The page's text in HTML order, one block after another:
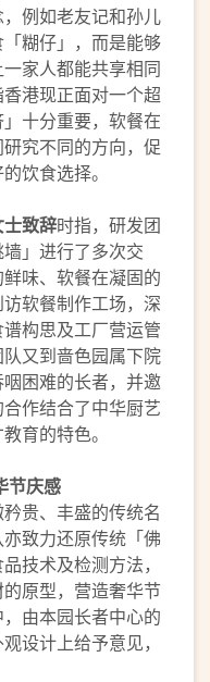
例如老友记和孙儿
糊仔」，而是能够
家人都能共享相同
港现正面对一个超
十分重要，软餐在
究不同的方向，促
饮食选择。
致辞时指，研发团
」进行了多次交
味、软餐在凝固的
软餐制作工场，深
构思及工厂营运管
又到啬色园属下院
困难的长者，并邀
作结合了中华厨艺
育的特色。
节庆感
贵、丰盛的传统名
致力还原传统「佛
技术及检测方法，
原型，营造奢华节
由本园长者中心的
设计上给予意见，